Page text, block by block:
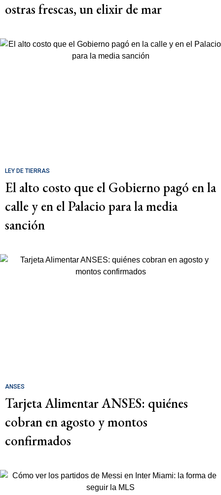
ostras frescas, un elixir de mar
LEY DE TIERRAS
El alto costo que el Gobierno pagó en la
calle y en el Palacio para la media
sanción
ANSES
Tarjeta Alimentar ANSES: quiénes
cobran en agosto y montos
confirmados